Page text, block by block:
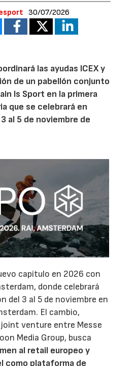
30/07/2026
las ayudas ICEX y
de un pabellón conjunto
Is Sport en la primera
que se celebrará en
al 5 de noviembre de
capítulo en 2026 con
donde celebrará
del 3 al 5 de noviembre en
El cambio,
venture entre Messe
Media Group, busca
al retail europeo y
como plataforma de